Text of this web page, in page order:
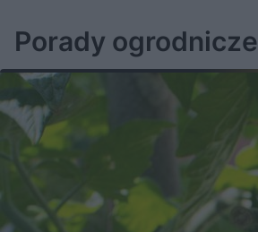
Porady ogrodnicze